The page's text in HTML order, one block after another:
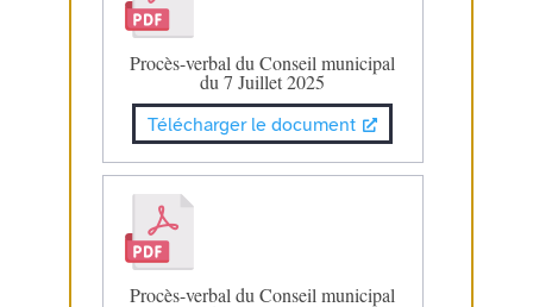
Procès-verbal du Conseil municipal
du 7 Juillet 2025
Télécharger le document
Procès-verbal du Conseil municipal